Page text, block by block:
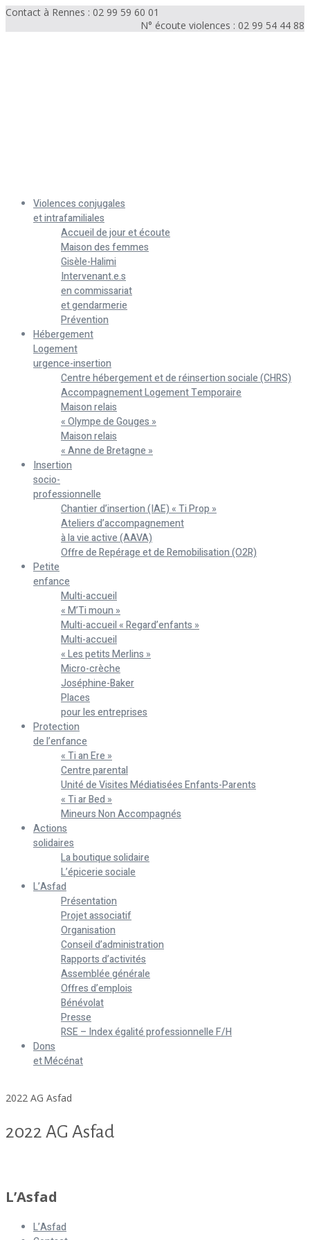
Contact à Rennes : 02 99 59 60 01
N° écoute violences : 02 99 54 44 88
Violences conjugales
et intrafamiliales
Accueil de jour et écoute
Maison des femmes
Gisèle-Halimi
Intervenant.e.s
en commissariat
et gendarmerie
Prévention
Hébergement
Logement
urgence-insertion
Centre hébergement et de réinsertion sociale (CHRS)
Accompagnement Logement Temporaire
Maison relais
« Olympe de Gouges »
Maison relais
« Anne de Bretagne »
Insertion
socio-
professionnelle
Chantier d’insertion (IAE) « Ti Prop »
Ateliers d’accompagnement
à la vie active (AAVA)
Offre de Repérage et de Remobilisation (O2R)
Petite
enfance
Multi-accueil
« M’Ti moun »
Multi-accueil « Regard’enfants »
Multi-accueil
« Les petits Merlins »
Micro-crèche
Joséphine-Baker
Places
pour les entreprises
Protection
de l’enfance
« Ti an Ere »
Centre parental
Unité de Visites Médiatisées Enfants-Parents
« Ti ar Bed »
Mineurs Non Accompagnés
Actions
solidaires
La boutique solidaire
L’épicerie sociale
L’Asfad
Présentation
Projet associatif
Organisation
Conseil d’administration
Rapports d’activités
Assemblée générale
Offres d’emplois
Bénévolat
Presse
RSE – Index égalité professionnelle F/H
Dons
et Mécénat
2022 AG Asfad
2022 AG Asfad
L’Asfad
L’Asfad